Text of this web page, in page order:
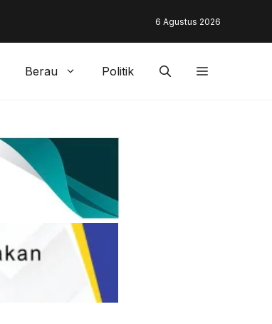
6 Agustus 2026
Berau Politik